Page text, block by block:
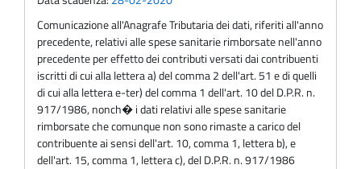
Comunicazione all'Anagrafe Tributaria dei dati, riferiti all'anno
precedente, relativi alle spese sanitarie rimborsate nell'anno
precedente per effetto dei contributi versati dai contribuenti
iscritti di cui alla lettera a) del comma 2 dell'art. 51 e di quelli
di cui alla lettera e-ter) del comma 1 dell'art. 10 del D.P.R. n.
917/1986, nonch� i dati relativi alle spese sanitarie
rimborsate che comunque non sono rimaste a carico del
contribuente ai sensi dell'art. 10, comma 1, lettera b), e
dell'art. 15, comma 1, lettera c), del D.P.R. n. 917/1986